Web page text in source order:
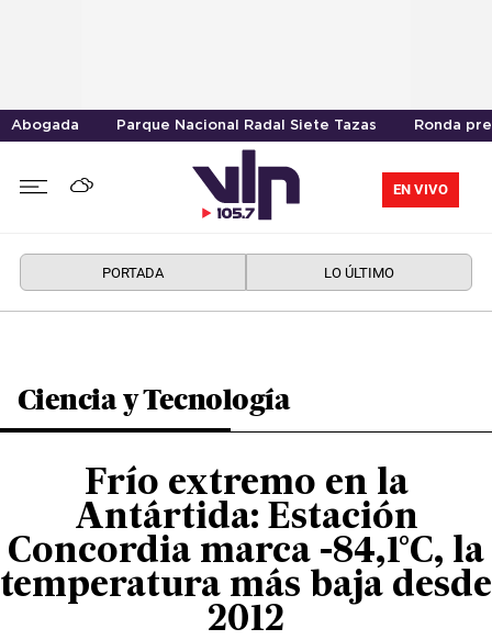
Abogada Parque Nacional Radal Siete Tazas Ronda
EN VIVO
PORTADA LO ÚLTIMO
Ciencia y Tecnología
Frío extremo en la
Antártida: Estación
Concordia marca -84,1°C, la
temperatura más baja desde
2012